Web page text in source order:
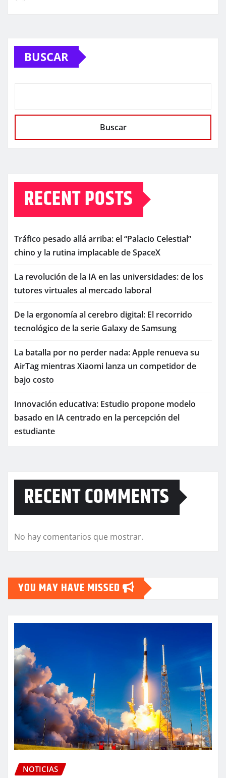
BUSCAR
Buscar
RECENT POSTS
Tráfico pesado allá arriba: el “Palacio Celestial”
chino y la rutina implacable de SpaceX
La revolución de la IA en las universidades: de los
tutores virtuales al mercado laboral
De la ergonomía al cerebro digital: El recorrido
tecnológico de la serie Galaxy de Samsung
La batalla por no perder nada: Apple renueva su
AirTag mientras Xiaomi lanza un competidor de
bajo costo
Innovación educativa: Estudio propone modelo
basado en IA centrado en la percepción del
estudiante
RECENT COMMENTS
No hay comentarios que mostrar.
YOU MAY HAVE MISSED
NOTICIAS